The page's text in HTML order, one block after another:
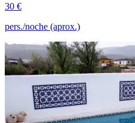
30 €
pers./noche (aprox.)